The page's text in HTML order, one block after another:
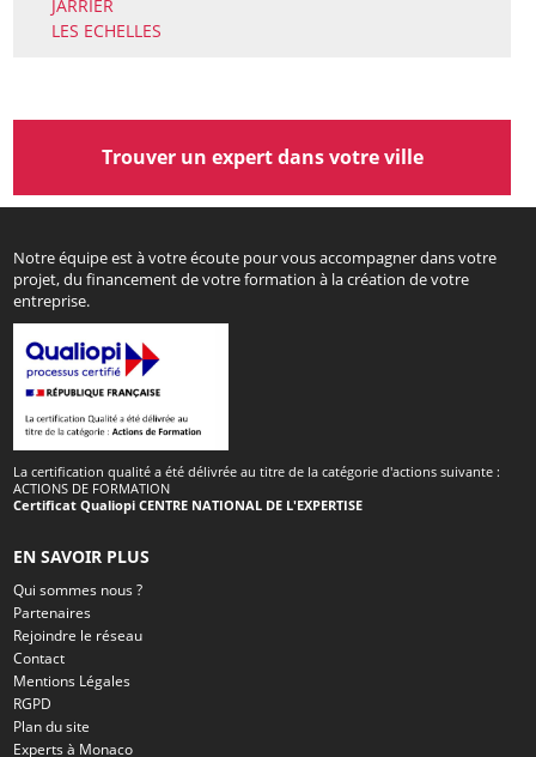
JARRIER
LES ECHELLES
Trouver un expert dans votre ville
Notre équipe est à votre écoute pour vous accompagner dans votre
projet, du financement de votre formation à la création de votre
entreprise.
La certification qualité a été délivrée au titre de la catégorie d'actions suivante :
ACTIONS DE FORMATION
Certificat Qualiopi CENTRE NATIONAL DE L'EXPERTISE
EN SAVOIR PLUS
Qui sommes nous ?
Partenaires
Rejoindre le réseau
Contact
Mentions Légales
RGPD
Plan du site
Experts à Monaco